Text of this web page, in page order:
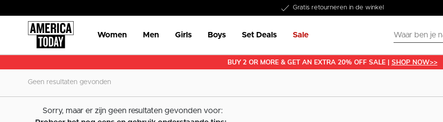
Gratis verzending vanaf €50
Binnen 1-3 werkdagen in huis
30 dagen retourrecht
Gratis retourneren in de winkel
€10 welkomstkorting
Word lid van onze Member Club!
Women Men Girls Boys Set Deals Sale
BUY 2 OR MORE & GET AN EXTRA 20% OFF SALE | SHOP NOW>>
Geen resultaten gevonden
Sorry, maar er zijn geen resultaten gevonden voor: